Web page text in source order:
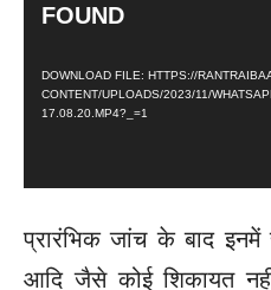
R
FOUND
DOWNLOAD FILE: HTTPS://
CONTENT/UPLOADS/2023/11/
17.08.20.MP4?_=1
प्रारंभिक जांच के बाद
आदि जैसे कोई शिकायत